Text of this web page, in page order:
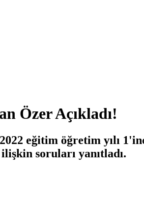
Özer Açıkladı!
eğitim öğretim yılı
ilişkin soruları yanıtladı.